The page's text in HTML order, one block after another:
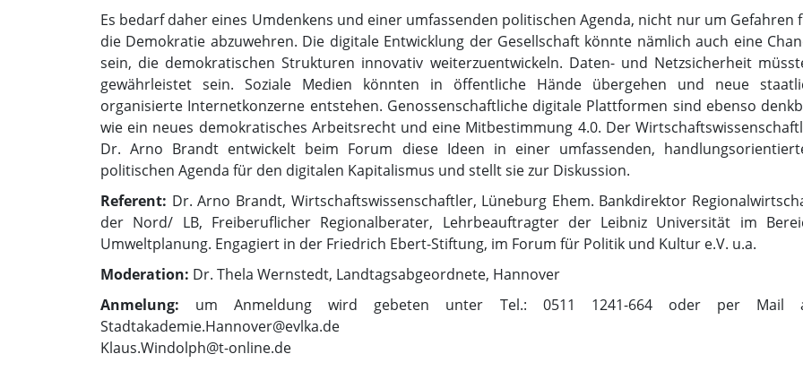
Es bedarf daher eines Umdenkens und einer umfassenden politischen Agenda, nicht nur um Gefahren
die Demokratie abzuwehren. Die digitale Entwicklung der Gesellschaft könnte nämlich auch eine
sein, die demokratischen Strukturen innovativ weiterzuentwickeln. Daten- und Netzsicherheit
gewährleistet sein. Soziale Medien könnten in öffentliche Hände übergehen und neue
organisierte Internetkonzerne entstehen. Genossenschaftliche digitale Plattformen sind ebenso
wie ein neues demokratisches Arbeitsrecht und eine Mitbestimmung 4.0. Der
Dr. Arno Brandt entwickelt beim Forum diese Ideen in einer umfassenden,
politischen Agenda für den digitalen Kapitalismus und stellt sie zur Diskussion.
Referent: Dr. Arno Brandt, Wirtschaftswissenschaftler, Lüneburg Ehem. Bankdirektor
der Nord/ LB, Freiberuflicher Regionalberater, Lehrbeauftragter der Leibniz Universität im
Umweltplanung. Engagiert in der Friedrich Ebert-Stiftung, im Forum für Politik und Kultur e.V. u.a.
Moderation: Dr. Thela Wernstedt, Landtagsabgeordnete, Hannover
Anmelung: um Anmeldung wird gebeten unter Tel.: 0511 1241-664 oder per Mail
Stadtakademie.Hannover@evlka.de
Klaus.Windolph@t-online.de